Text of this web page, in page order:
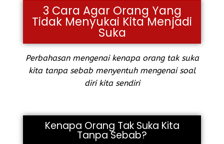
3 Cara Agar Orang Yang
Tidak Menyukai Kita Menjadi
Suka
Perbahasan mengenai kenapa orang tak suka
kita tanpa sebab menyentuh mengenai soal
diri kita sendiri
Kenapa Orang Tak Suka Kita
Tanpa Sebab?